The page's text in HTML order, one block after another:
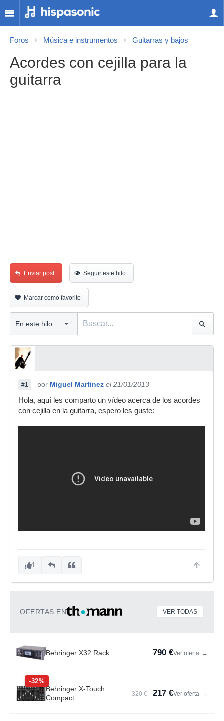
Foros Música e instrumentos Guitarras y bajos
Acordes con cejilla para la
guitarra
Enviar post Seguir este hilo
Marcar como favorito
#1 por Miguel Martinez el 21/01/2013
Hola, aquí les comparto un vídeo acerca de los acordes
con cejilla en la guitarra, espero les guste:
1
OFERTAS EN VER TODAS
Behringer X32 Rack 790 €Ver oferta →
-32%
Behringer X-Touch
Compact
320 € 217 €Ver oferta →